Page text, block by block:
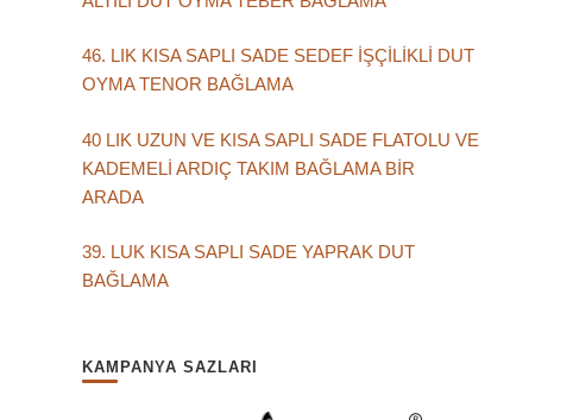
46. LIK KISA SAPLI SADE SEDEF İŞÇİLİKLİ DUT
OYMA TENOR BAĞLAMA
40 LIK UZUN VE KISA SAPLI SADE FLATOLU VE
KADEMELİ ARDIÇ TAKIM BAĞLAMA BİR
ARADA
39. LUK KISA SAPLI SADE YAPRAK DUT
BAĞLAMA
KAMPANYA SAZLARI